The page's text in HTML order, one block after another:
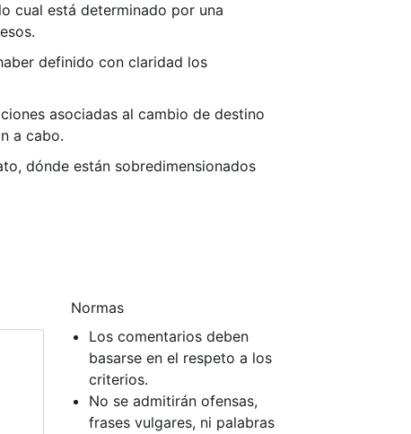
cual está determinado por una
definido con claridad los
asociadas al cambio de destino
a cabo.
dónde están sobredimensionados
Normas
Los comentarios deben
basarse en el respeto a los
criterios.
No se admitirán ofensas,
frases vulgares, ni palabras